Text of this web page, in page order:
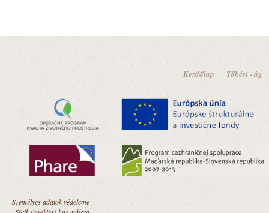
Kezdőlap Tőkési - ág
Személyes adatok védeleme